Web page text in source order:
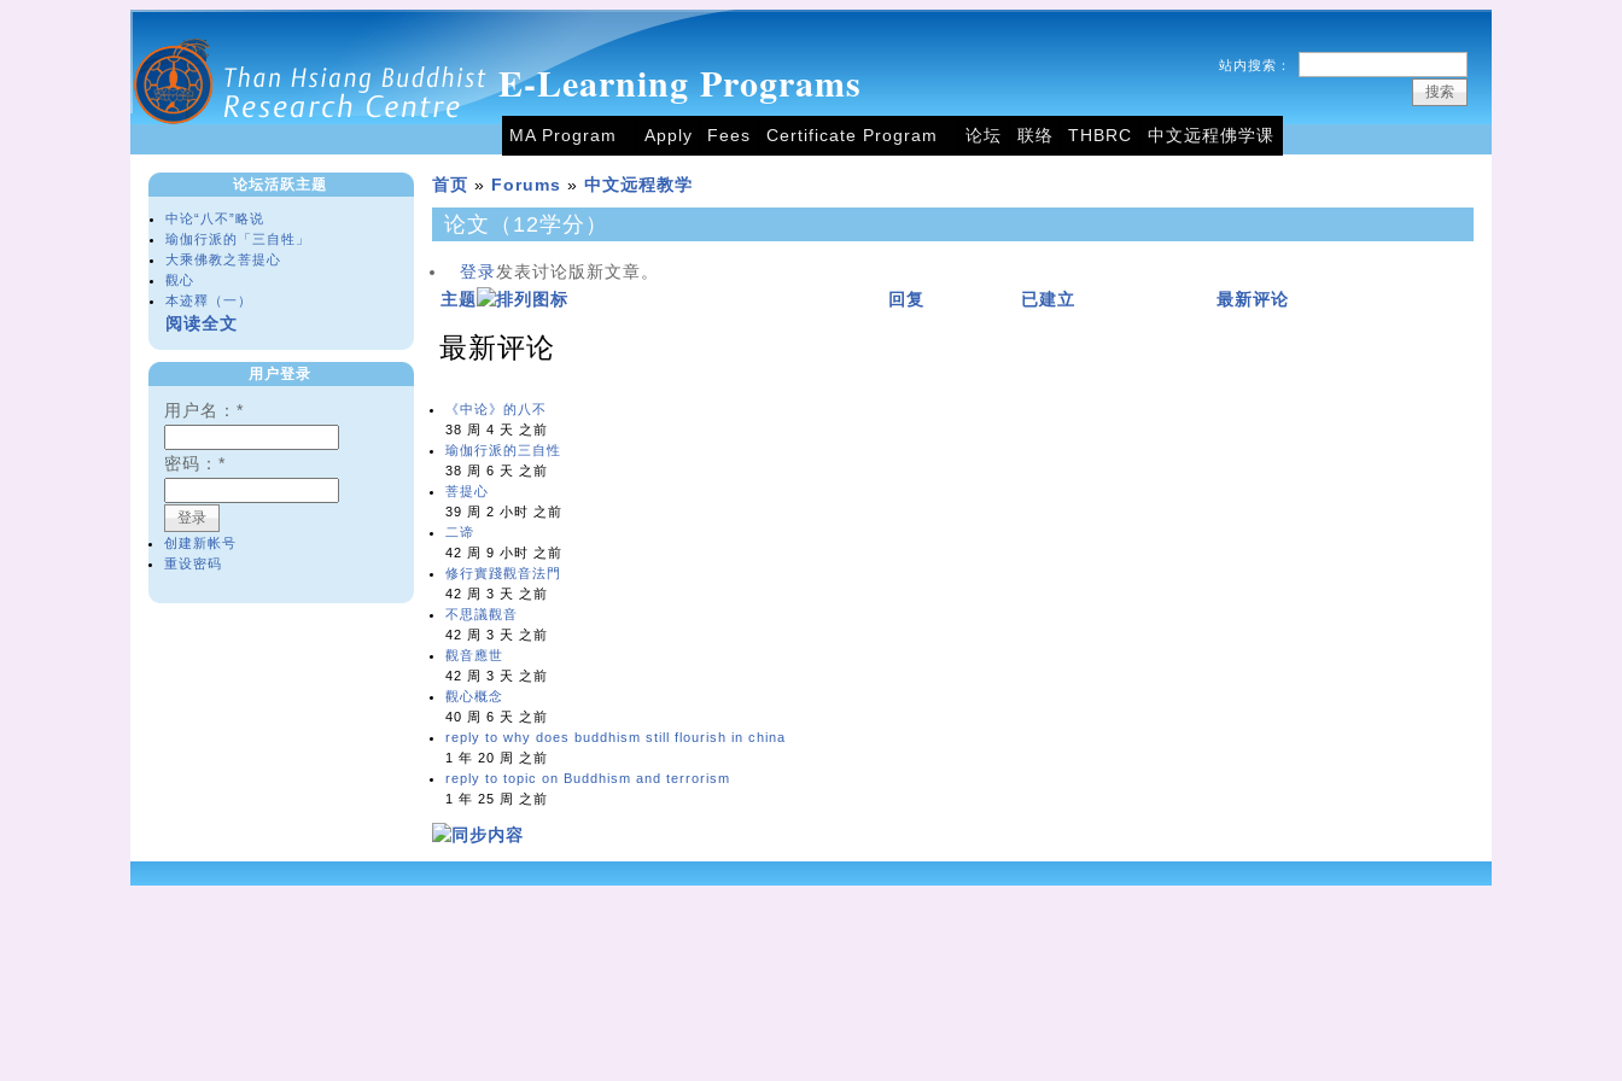
E-Learning Programs 站内搜索：
MA Program Apply Fees Certificate Program 论坛 联络 THBRC 中文远程佛学课
论坛活跃主题
中论“八不”略说
瑜伽行派的「三自牲」
大乘佛教之菩提心
觀心
本迹釋（一）
阅读全文
用户登录
用户名： *
密码： *
创建新帐号
重设密码
首页 » Forums » 中文远程教学
论文（12学分）
登录发表讨论版新文章。
主题
回复 已建立 最新评论
最新评论
《中论》的八不
38 周 4 天 之前
瑜伽行派的三自性
38 周 6 天 之前
菩提心
39 周 2 小时 之前
二谛
42 周 9 小时 之前
修行實踐觀音法門
42 周 3 天 之前
不思議觀音
42 周 3 天 之前
觀音應世
42 周 3 天 之前
觀心概念
40 周 6 天 之前
reply to why does buddhism still flourish in china
1 年 20 周 之前
reply to topic on Buddhism and terrorism
1 年 25 周 之前